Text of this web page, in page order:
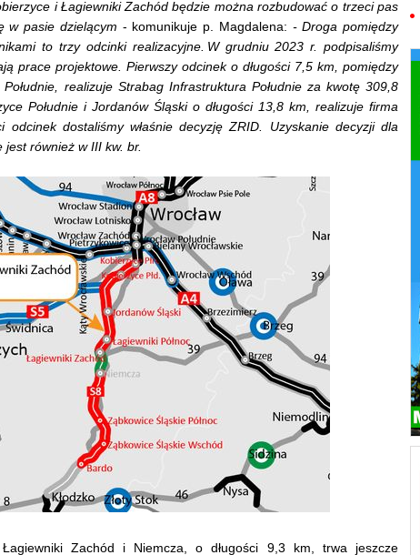
i Łagiewniki Zachód będzie można rozbudować o trzeci pas
w pasie dzielącym - komunikuje p. Magdalena: - Droga pomiędzy
to trzy odcinki realizacyjne. W grudniu 2023 r. podpisaliśmy
prace projektowe. Pierwszy odcinek o długości 7,5 km, pomiędzy
realizuje Strabag Infrastruktura Południe za kwotę 309,8
Południe i Jordanów Śląski o długości 13,8 km, realizuje firma
dostaliśmy właśnie decyzję ZRID. Uzyskanie decyzji dla
również w III kw. br.
Zachód i Niemcza, o długości 9,3 km, trwa jeszcze